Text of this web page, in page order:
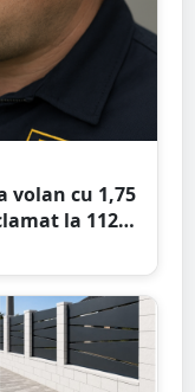
volan cu 1,75
la 112